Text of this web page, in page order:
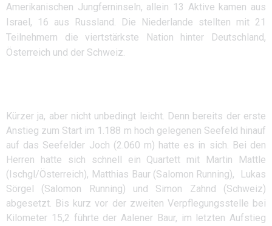
Amerikanischen Jungferninseln, allein 13 Aktive kamen aus
Israel, 16 aus Russland. Die Niederlande stellten mit 21
Teilnehmern die viertstärkste Nation hinter Deutschland,
Österreich und der Schweiz.
Kürzer ja, aber nicht unbedingt leicht. Denn bereits der erste
Anstieg zum Start im 1.188 m hoch gelegenen Seefeld hinauf
auf das Seefelder Joch (2.060 m) hatte es in sich. Bei den
Herren hatte sich schnell ein Quartett mit Martin Mattle
(Ischgl/Österreich), Matthias Baur (Salomon Running), Lukas
Sörgel (Salomon Running) und Simon Zahnd (Schweiz)
abgesetzt. Bis kurz vor der zweiten Verpflegungsstelle bei
Kilometer 15,2 führte der Aalener Baur, im letzten Aufstieg